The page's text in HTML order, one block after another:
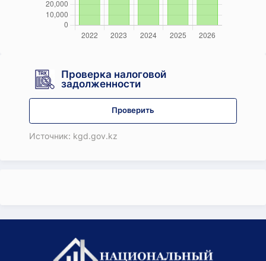
Проверка налоговой
задолженности
Проверить
Источник: kgd.gov.kz